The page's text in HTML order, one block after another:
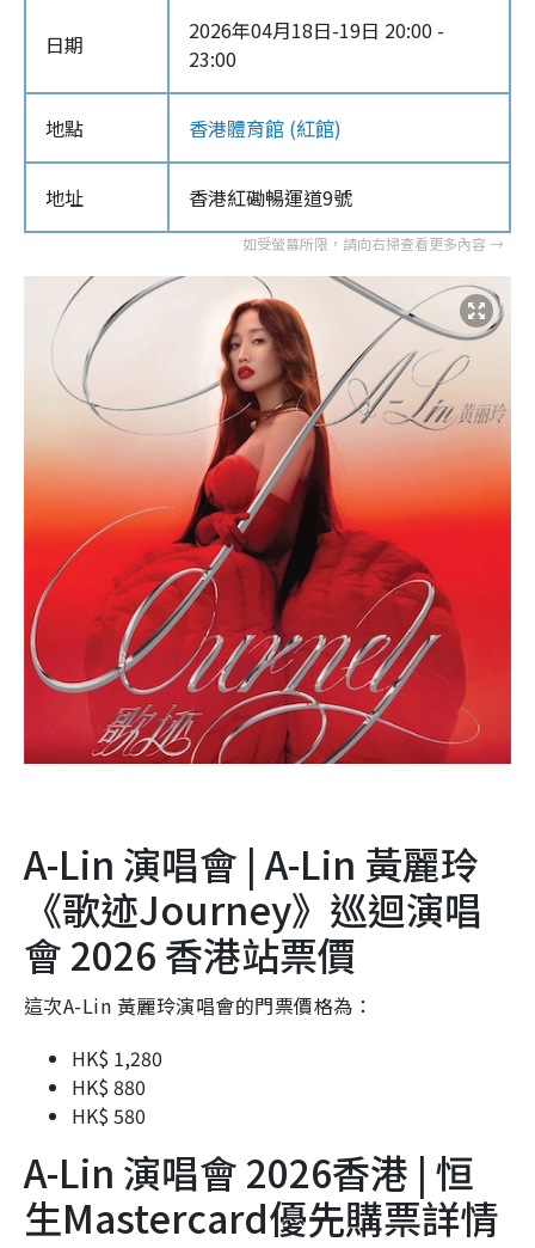
日期
2026年04月18日-19日 20:00 -
23:00
地點 香港體育館 (紅館)
地址 香港紅磡暢運道9號
A-Lin 演唱會 | A-Lin 黃麗玲
《歌迹Journey》巡迴演唱
會 2026 香港站票價
這次A-Lin 黃麗玲演唱會的門票價格為：
HK$ 1,280
HK$ 880
HK$ 580
A-Lin 演唱會 2026香港 | 恒
生Mastercard優先購票詳情